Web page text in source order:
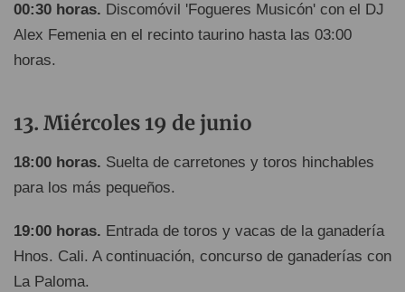
00:30 horas. Discomóvil 'Fogueres Musicón' con el DJ
Alex Femenia en el recinto taurino hasta las 03:00
horas.
Miércoles 19 de junio
18:00 horas. Suelta de carretones y toros hinchables
para los más pequeños.
19:00 horas. Entrada de toros y vacas de la ganadería
Hnos. Cali. A continuación, concurso de ganaderías con
La Paloma.